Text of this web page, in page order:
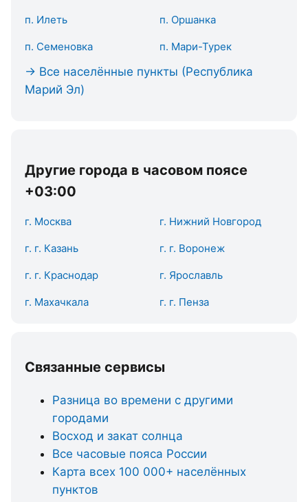
п. Илеть п. Оршанка
п. Семеновка п. Мари-Турек
→ Все населённые пункты (Республика
Марий Эл)
Другие города в часовом поясе
+03:00
г. Москва г. Нижний Новгород
г. г. Казань г. г. Воронеж
г. г. Краснодар г. Ярославль
г. Махачкала г. г. Пенза
Связанные сервисы
Разница во времени с другими
городами
Восход и закат солнца
Все часовые пояса России
Карта всех 100 000+ населённых
пунктов